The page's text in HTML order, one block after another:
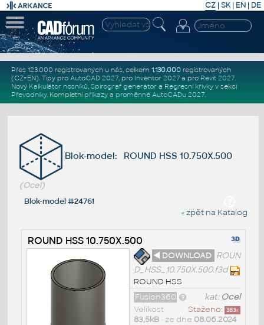
CZ | SK| EN | DE
Přes 123.000 registrovaných u nás, celkem 1.130.000registrovaných
(CZ+EN). Tipy pro AutoCAD 2027, pro Inventor 2027a pro Revit 2027.
Nový Kalkulátor nosníků, Spirograf generátor a Regresní křivkyv sekci
Převodníky. Kompletní příkazya proměnné AutoCADu 2027.
Blok-model: ROUND HSS 10.750X.500
(Ocel)
Blok-model #24761
« zpět na Katalog
ROUND HSS 10.750X.500
◄ DOWNLOAD ROUN
D_HSS_10.750X.500.f3d
ROUND HSS
kat: Ocel
Fusion360
Staženo: 383x
Velikost
83,5kB• ze dne 08.06.2024